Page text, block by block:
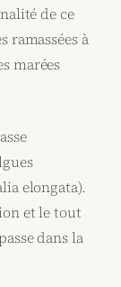
de ce
ramassées à
marées
elongata).
et le tout
dans la